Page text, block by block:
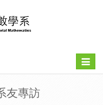
Toggle
友專訪